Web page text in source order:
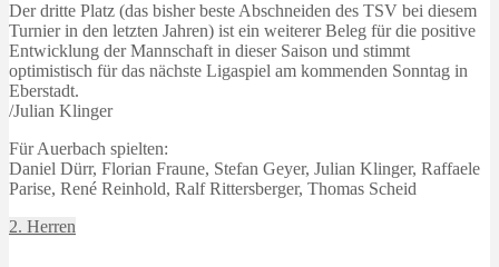
Der dritte Platz (das bisher beste Abschneiden des TSV bei diesem
Turnier in den letzten Jahren) ist ein weiterer Beleg für die positive
Entwicklung der Mannschaft in dieser Saison und stimmt
optimistisch für das nächste Ligaspiel am kommenden Sonntag in
Eberstadt.
/Julian Klinger
Für Auerbach spielten:
Daniel Dürr, Florian Fraune, Stefan Geyer, Julian Klinger, Raffaele
Parise, René Reinhold, Ralf Rittersberger, Thomas Scheid
2. Herren